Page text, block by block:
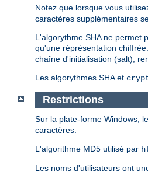
Notez que lorsque vous
caractères supplémentaires
L'algorythme SHA ne permet
qu'une réprésentation
chaîne d'initialisation (salt),
Les algorythmes SHA et
Restrictions
Sur la plate-forme Windows,
caractères.
L'algorithme MD5 utilisé par
Les noms d'utilisateurs ont